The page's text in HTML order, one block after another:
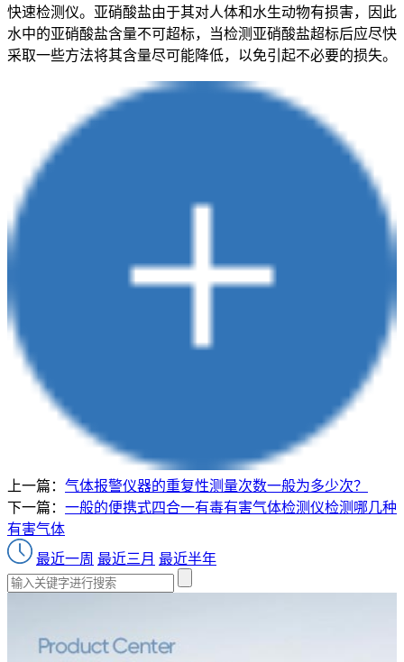
快速检测仪。亚硝酸盐由于其对人体和水生动物有损害，因此
水中的亚硝酸盐含量不可超标，当检测亚硝酸盐超标后应尽快
采取一些方法将其含量尽可能降低，以免引起不必要的损失。
上一篇： 气体报警仪器的重复性测量次数一般为多少次？
下一篇： 一般的便携式四合一有毒有害气体检测仪检测哪几种
有害气体
最近一周 最近三月 最近半年